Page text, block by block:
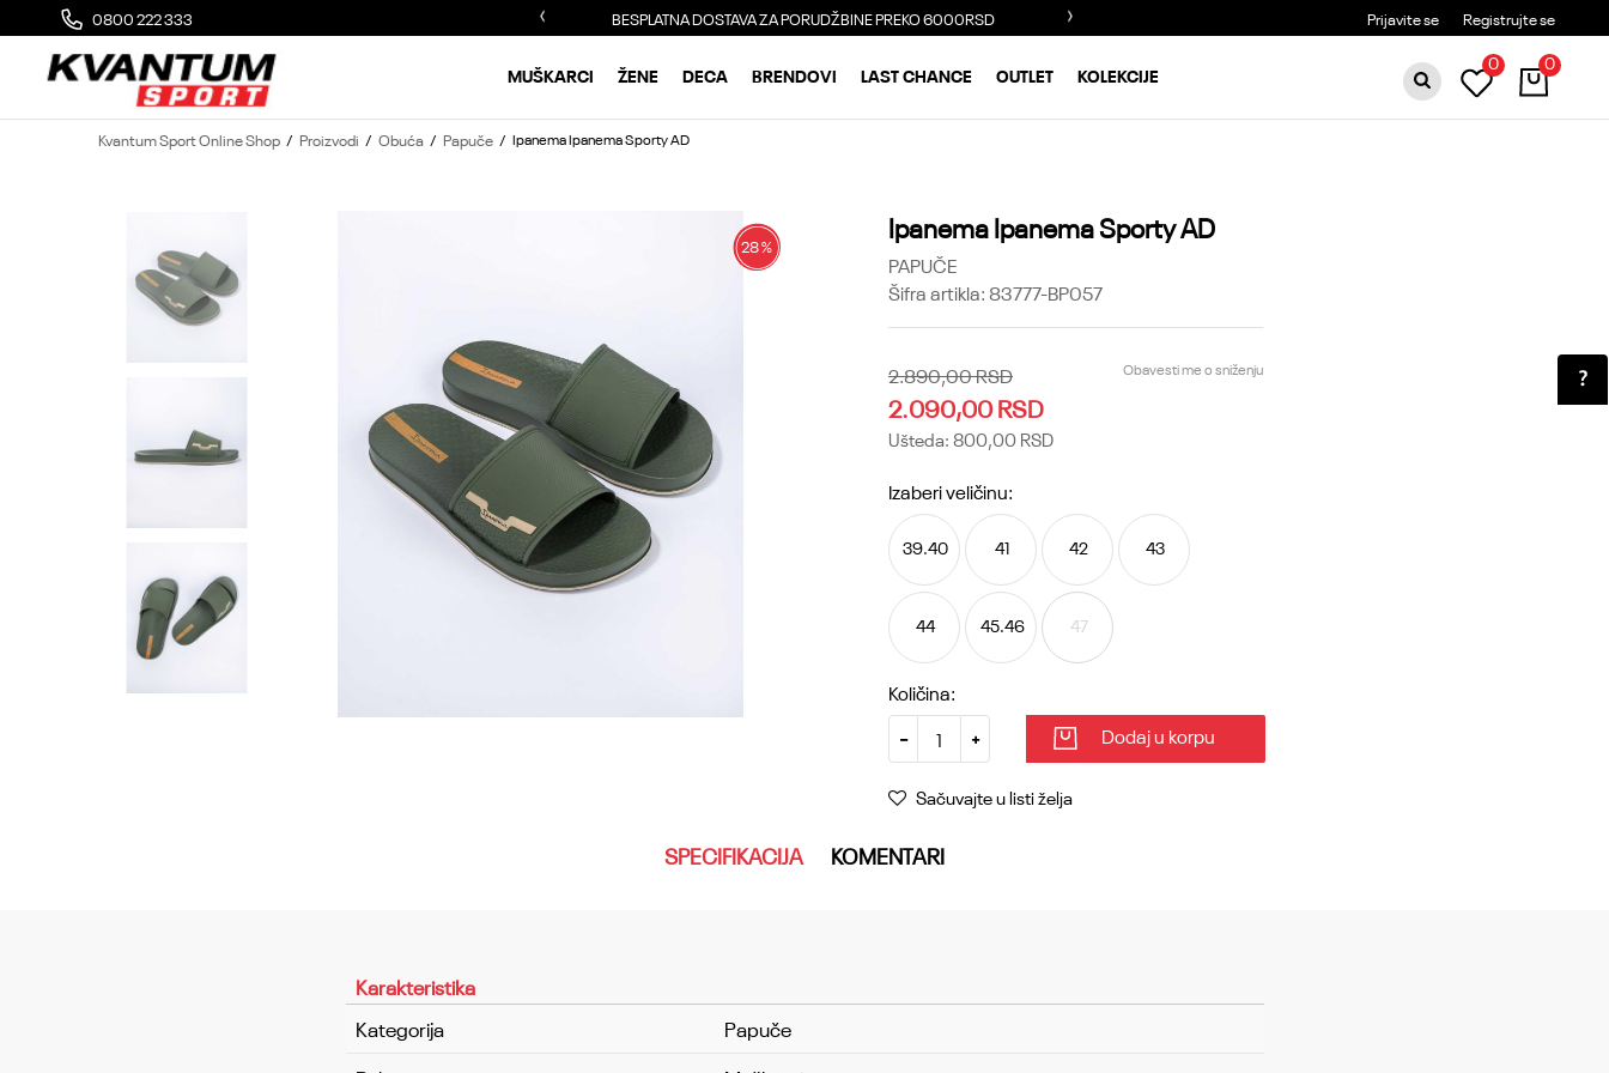
0800 222 333
PLAĆANJE KREDITNOM KARTICOM DO 3 RATE BESPLATNA DOSTAVA ZA PORUDŽBINE PREKO 6000RSD MOGUĆA ZAMENA 14 DANA OD DOSTAVE
Prijavite se Registrujte se
MUŠKARCI ŽENE DECA BRENDOVI LAST CHANCE OUTLET KOLEKCIJE 0
0
Kvantum Sport Online Shop Proizvodi Obuća Papuče Ipanema Ipanema Sporty AD
28%
Ipanema Ipanema Sporty AD
PAPUČE
Šifra artikla:83777-BP057
2.890,00RSD
2.090,00RSD
Ušteda: 800,00 RSD
Obavesti me o sniženju
Izaberi veličinu:
39.40 41 42 43
44 45.46 47
Količina:
Dodaj u korpu
Sačuvajte u listi želja
SPECIFIKACIJA KOMENTARI
Karakteristika
Kategorija
Papuče